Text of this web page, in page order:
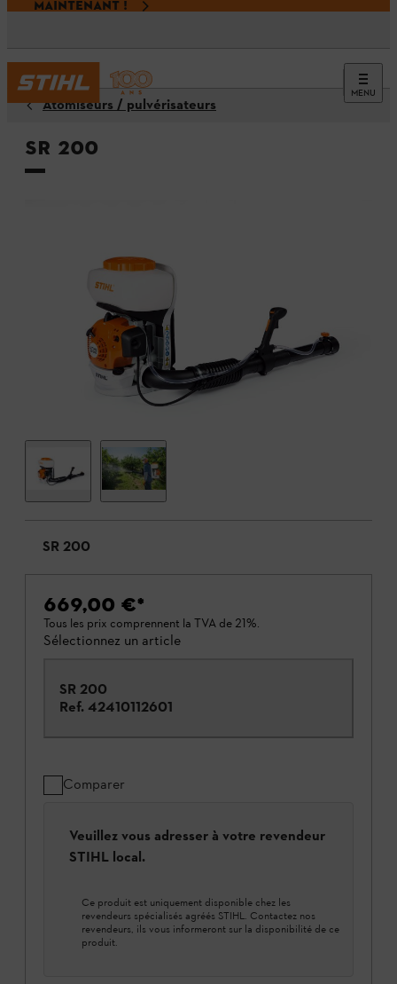
MAINTENANT !
MENU
Atomiseurs / pulvérisateurs
SR 200
SR 200
669,00 €*
Tous les prix comprennent la TVA de 21%.
Sélectionnez un article
SR 200
Ref. 42410112601
Comparer
Veuillez vous adresser à votre revendeur
STIHL local.
Ce produit est uniquement disponible chez les
revendeurs spécialisés agréés STIHL. Contactez nos
revendeurs, ils vous informeront sur la disponibilité de ce
produit.